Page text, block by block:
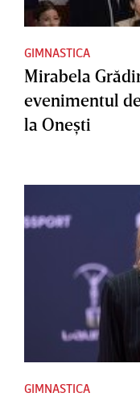
GIMNASTICA
Mirabela
evenimentul
la Oneşti
GIMNASTICA